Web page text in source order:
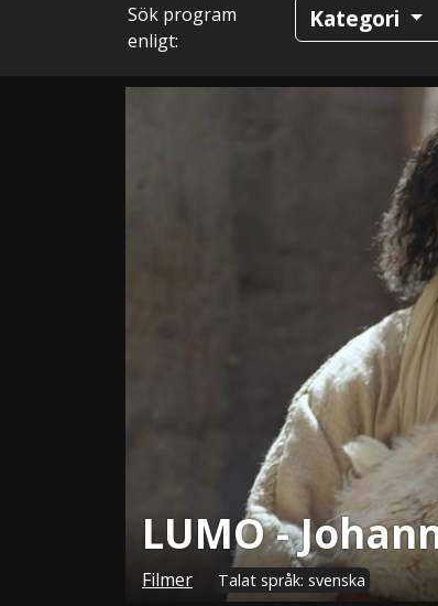
Sök program
enligt:
Kategori
LUMO -
Filmer Talat språk: svenska